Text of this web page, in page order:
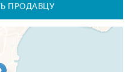
ПРОДАВЦУ